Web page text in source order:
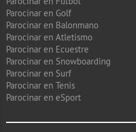
Parocinar en Golf
Parocinar en Balonmano
Parocinar en Atletismo
Parocinar en Ecuestre
Parocinar en Snowboarding
Parocinar en Surf
Parocinar en Tenis
Parocinar en eSport